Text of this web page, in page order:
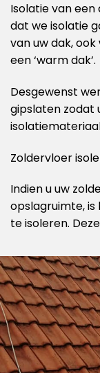
Isolatie van
dat we isolatie
van uw dak,
een ‘warm dak’.
Desgewenst
gipslaten zodat
Zoldervloer
Indien u uw
opslagruimte,
te isoleren.